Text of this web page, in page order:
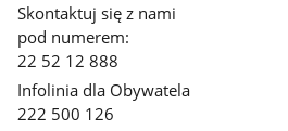
Skontaktuj się z nami
pod numerem:
22 52 12 888
Infolinia dla Obywatela
222 500 126